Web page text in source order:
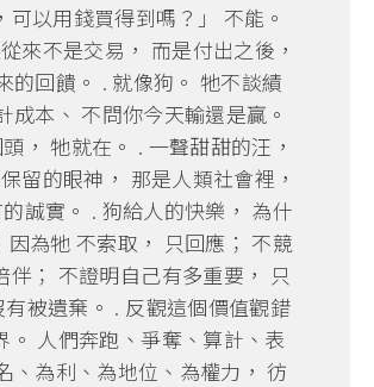
可以用錢買得到嗎？」 不能。
來不是交易， 而是付出之後，
的回饋。 . 就像狗。 牠不談績
成本、 不問你今天輸還是贏。
， 牠就在。 . 一聲甜甜的汪，
留的眼神， 那是人類社會裡，
誠實。 . 狗給人的快樂， 為什
因為牠 不索取， 只回應； 不競
伴； 不證明自己有多重要， 只
被遺棄。 . 反觀這個價值觀錯
。 人們奔跑、爭奪、算計、表
、為利、為地位、為權力， 彷